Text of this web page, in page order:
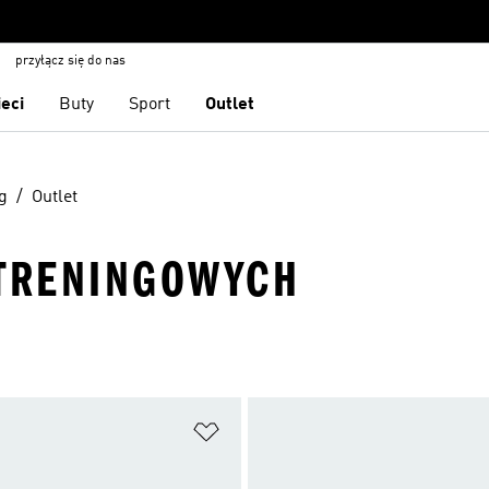
przyłącz się do nas
Buty Sport Outlet
Outlet